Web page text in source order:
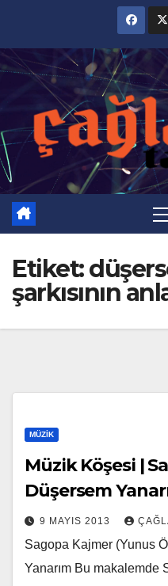
content
Etiket:
şarkısının
MÜZIK
Müzik Köşesi |
Düşersem
9 MAYIS 2013
Sagopa Kajmer (Yunus
Yanarım Bu makalemde